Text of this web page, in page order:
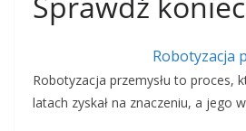
Robotyzacja
Robotyzacja przemysłu to proces,
latach zyskał na znaczeniu, a jego